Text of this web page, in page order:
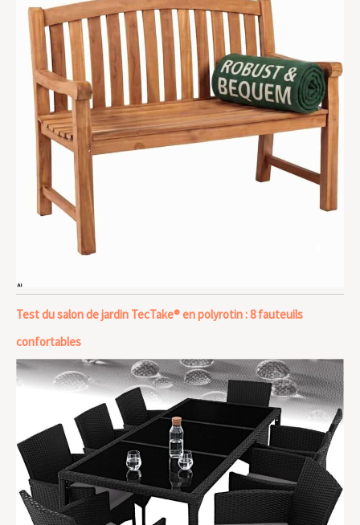
Test du salon de jardin TecTake® en polyrotin : 8 fauteuils
confortables